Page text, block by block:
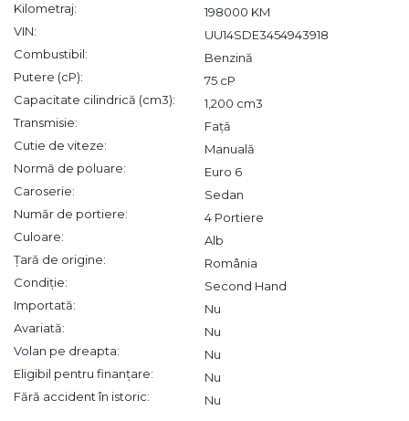
Kilometraj:
198000 KM
VIN:
UU14SDE3454943918
Combustibil:
Benzină
Putere (cP):
75 cP
Capacitate cilindrică (cm3):
1,200 cm3
Transmisie:
Față
Cutie de viteze:
Manuală
Normă de poluare:
Euro 6
Caroserie:
Sedan
Număr de portiere:
4 Portiere
Culoare:
Alb
Țară de origine:
România
Condiție:
Second Hand
Importată:
Nu
Avariată:
Nu
Volan pe dreapta:
Nu
Eligibil pentru finanțare:
Nu
Fără accident în istoric:
Nu